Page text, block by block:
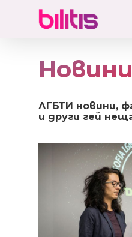
Новини
ЛГБТИ новини,
и други гей